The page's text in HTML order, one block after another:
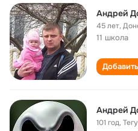
Андрей
45 лет,
11 школа
Андрей
101 год,